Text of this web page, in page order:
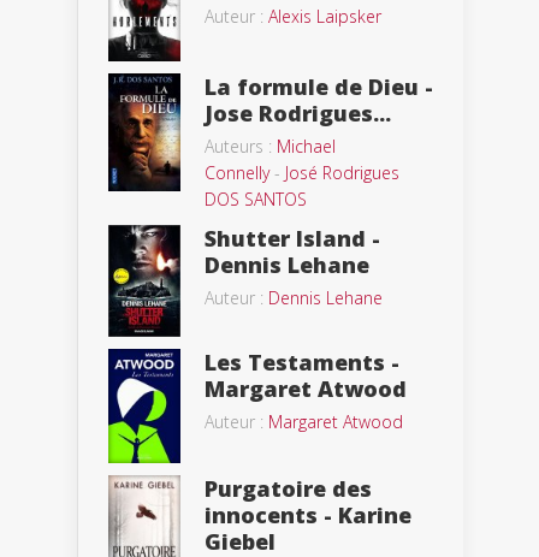
Auteur : Alexis Laipsker
La formule de Dieu -
Jose Rodrigues...
Auteurs : Michael
Connelly- José Rodrigues
DOS SANTOS
Shutter Island -
Dennis Lehane
Auteur : Dennis Lehane
Les Testaments -
Margaret Atwood
Auteur : Margaret Atwood
Purgatoire des
innocents - Karine
Giebel